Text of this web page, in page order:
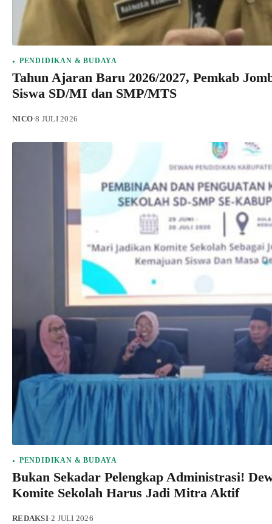
PENDIDIKAN & BUDAYA
Tahun Ajaran Baru 2026/2027, Pemkab
Siswa SD/MI dan SMP/MTS
NICO·8 JULI 2026
PENDIDIKAN & BUDAYA
Bukan Sekadar Pelengkap Administrasi!
Komite Sekolah Harus Jadi Mitra Aktif
REDAKSI·2 JULI 2026